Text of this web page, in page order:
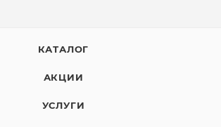
КАТАЛОГ
АКЦИИ
УСЛУГИ